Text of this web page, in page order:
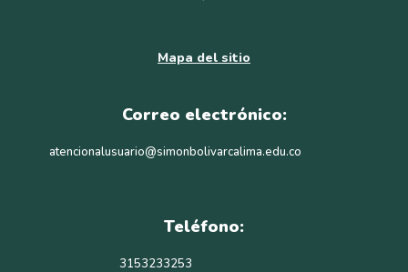
Mapa del sitio
Correo electrónico:
atencionalusuario@simonbolivarcalima.edu.co
Teléfono:
3153233253